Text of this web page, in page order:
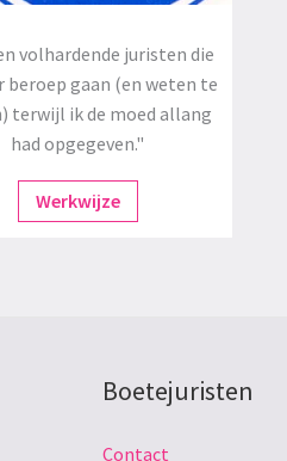
volhardende juristen die
beroep gaan (en weten te
terwijl ik de moed allang
had opgegeven."
Werkwijze
Boetejuristen
Contact